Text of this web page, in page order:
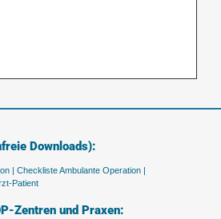
Downloads):
| Checkliste Ambulante Operation |
Patient
Zentren und Praxen: